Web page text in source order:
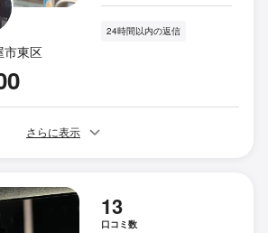
市東区
24時間以内の返信
さらに表示
13
口コミ数